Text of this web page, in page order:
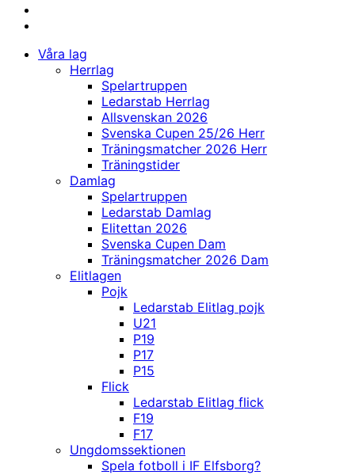
Våra lag
Herrlag
Spelartruppen
Ledarstab Herrlag
Allsvenskan 2026
Svenska Cupen 25/26 Herr
Träningsmatcher 2026 Herr
Träningstider
Damlag
Spelartruppen
Ledarstab Damlag
Elitettan 2026
Svenska Cupen Dam
Träningsmatcher 2026 Dam
Elitlagen
Pojk
Ledarstab Elitlag pojk
U21
P19
P17
P15
Flick
Ledarstab Elitlag flick
F19
F17
Ungdomssektionen
Spela fotboll i IF Elfsborg?